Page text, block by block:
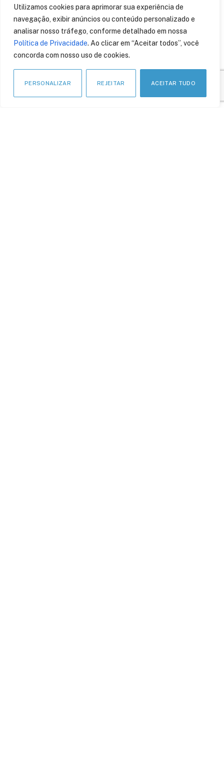
Utilizamos cookies para aprimorar sua experiência de
navegação, exibir anúncios ou conteúdo personalizado e
analisar nosso tráfego, conforme detalhado em nossa
Política de Privacidade. Ao clicar em “Aceitar todos”, você
concorda com nosso uso de cookies.
PERSONALIZAR REJEITAR ACEITAR TUDO
a importância
institucional da ICP-Brasil
13 de março de 2026